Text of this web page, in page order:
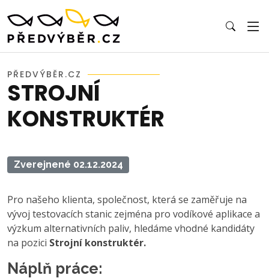
PŘEDVÝBĚR.CZ
STROJNÍ
KONSTRUKTÉR
Zverejnené 02.12.2024
Pro našeho klienta, společnost, která se zaměřuje na
vývoj testovacích stanic zejména pro vodíkové aplikace a
výzkum alternativních paliv, hledáme vhodné kandidáty
na pozici Strojní konstruktér.
Náplň práce: